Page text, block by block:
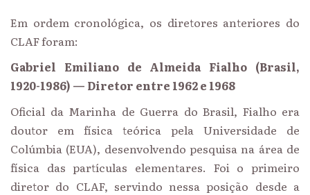
Em ordem cronológica, os diretores anteriores do
CLAF foram:
Gabriel Emiliano de Almeida Fialho (Brasil,
1920-1986) — Diretor entre 1962 e 1968
Oficial da Marinha de Guerra do Brasil, Fialho era
doutor em física teórica pela Universidade de
Colúmbia (EUA), desenvolvendo pesquisa na área de
física das partículas elementares. Foi o primeiro
diretor do CLAF, servindo nessa posição desde a